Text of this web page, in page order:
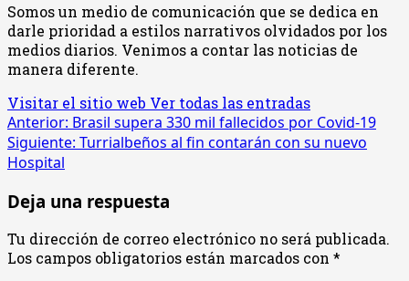
Somos un medio de comunicación que se dedica en
darle prioridad a estilos narrativos olvidados por los
medios diarios. Venimos a contar las noticias de
manera diferente.
Visitar el sitio web Ver todas las entradas
Navegación
de
entradas
Anterior: Brasil supera 330 mil fallecidos por Covid-19
Siguiente: Turrialbeños al fin contarán con su nuevo
Hospital
Deja una respuesta
Tu dirección de correo electrónico no será publicada.
Los campos obligatorios están marcados con *